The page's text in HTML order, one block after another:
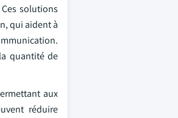
solutions
qui aident à
quantité de
aux
réduire